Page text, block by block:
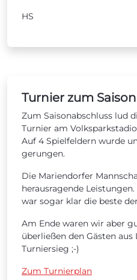
HS
Turnier zum
Zum Saisonabschluss lud
Turnier am
Auf 4 Spielfeldern wurde
gerungen.
Die Mariendorfer
herausragende
war sogar klar die beste
Am Ende waren wir aber
überließen den Gästen aus
Turniersieg ;-)
Zum Turnierplan